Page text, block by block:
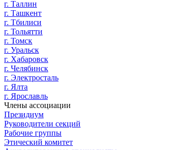
г. Таллин
г. Ташкент
г. Тбилиси
г. Тольятти
г. Томск
г. Уральск
г. Хабаровск
г. Челябинск
г. Электросталь
г. Ялта
г. Ярославль
Члены ассоциации
Президиум
Руководители секций
Рабочие группы
Этический комитет